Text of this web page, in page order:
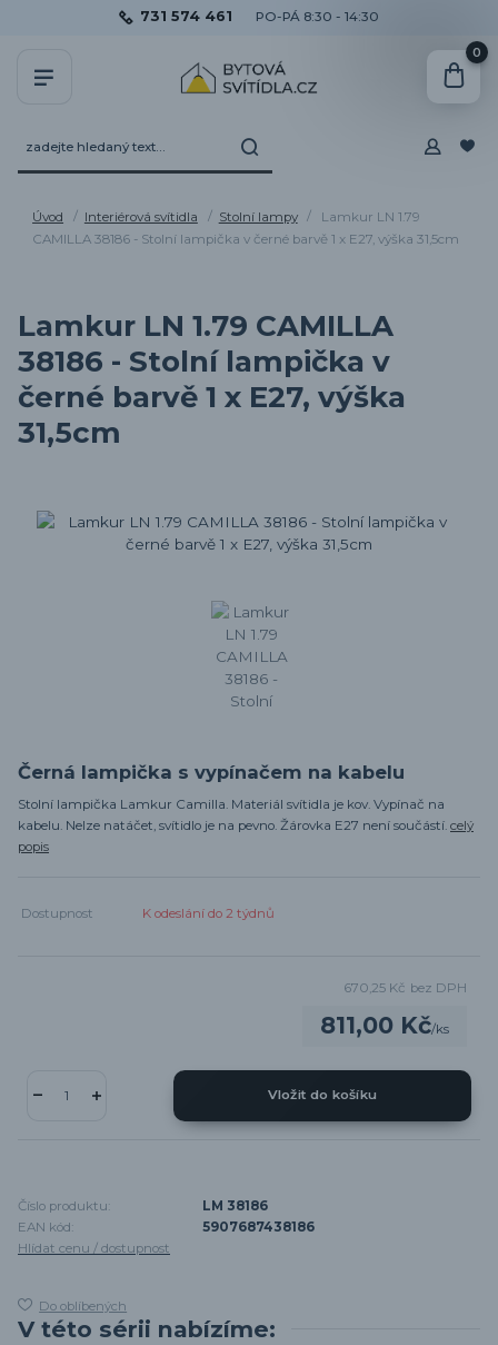
731 574 461 PO-PÁ 8:30 - 14:30
0
Úvod Interiérová svítidla Stolní lampy
Lamkur LN 1.79
CAMILLA 38186 - Stolní lampička v černé barvě 1 x E27, výška 31,5cm
Lamkur LN 1.79 CAMILLA
38186 - Stolní lampička v
černé barvě 1 x E27, výška
31,5cm
Černá lampička s vypínačem na kabelu
Stolní lampička Lamkur Camilla. Materiál svítidla je kov. Vypínač na
kabelu. Nelze natáčet, svítidlo je na pevno. Žárovka E27 není součástí. celý
popis
Dostupnost K odeslání do 2 týdnů
811,00 Kč/ks
670,25 Kč bez DPH
Vložit do košíku
Číslo produktu:
LM 38186
EAN kód:
5907687438186
Hlídat cenu / dostupnost
Do oblíbených
V této sérii nabízíme: